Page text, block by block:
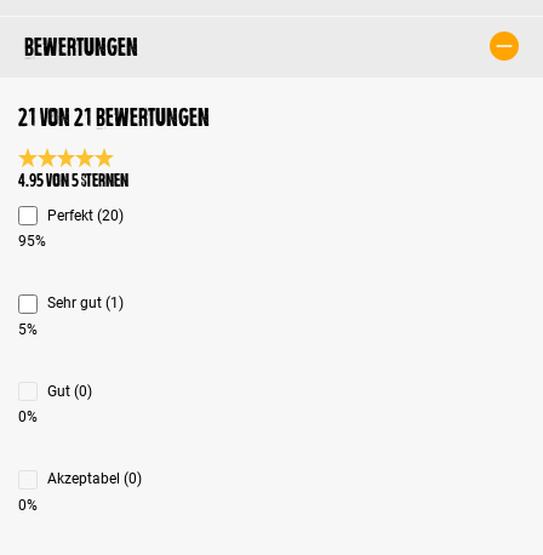
Bewertungen
21 von 21 Bewertungen
Durchschnittliche Bewertung 4.9 von 5 Sternen
4.95 von 5 Sternen
Perfekt (20)
95%
Sehr gut (1)
5%
Gut (0)
0%
Akzeptabel (0)
0%